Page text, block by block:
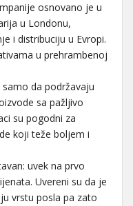
osnovano je u
u Londonu,
i distribuciju u Evropi.
u prehrambenoj
da podržavaju
sa pažljivo
su pogodni za
koji teže boljem i
uvek na prvo
Uvereni su da je
vrstu posla pa zato